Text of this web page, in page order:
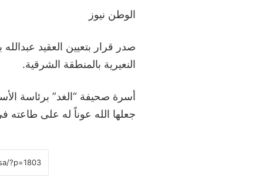
الوطن نيوز
صدر قرار بتعيين العقيد
النعيرية بالمنطقة الشرقية.
أسرة صحيفة “الغد” برئاسة
جعلها الله عوناً له على طاعته